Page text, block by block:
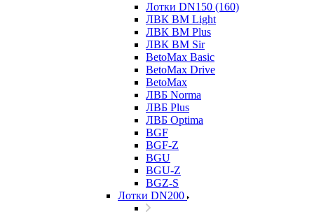
Лотки DN150 (160)
ЛВК ВМ Light
ЛВК ВМ Plus
ЛВК ВМ Sir
BetoMax Basic
BetoMax Drive
BetoMax
ЛВБ Norma
ЛВБ Plus
ЛВБ Optima
BGF
BGF-Z
BGU
BGU-Z
BGZ-S
Лотки DN200